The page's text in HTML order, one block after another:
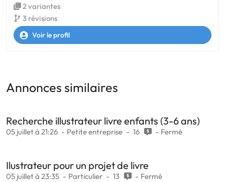
2 variantes
3 révisions
Voir le profil
Annonces similaires
Recherche illustrateur livre enfants (3-6 ans)
05 juillet à 21:26 Petite entreprise 16 Fermé
Ilustrateur pour un projet de livre
05 juillet à 23:35 Particulier 13 Fermé